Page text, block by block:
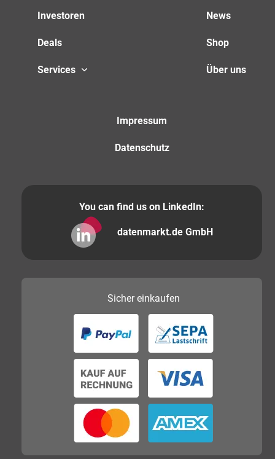
Investoren
Deals
Services
News
Shop
Über uns
Impressum
Datenschutz
You can find us on LinkedIn:
datenmarkt.de GmbH
Sichereinkaufen